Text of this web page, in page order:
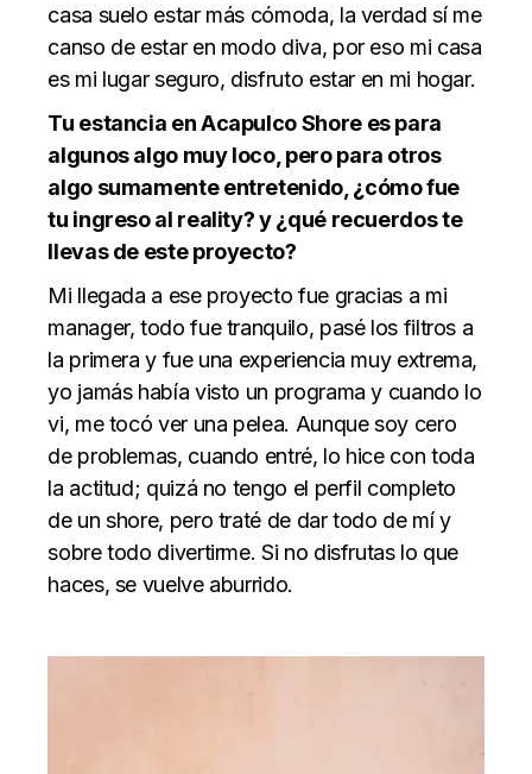
casa suelo estar más cómoda, la verdad sí me
canso de estar en modo diva, por eso mi casa
es mi lugar seguro, disfruto estar en mi hogar.
Tu estancia en Acapulco Shore es para
algunos algo muy loco, pero para otros
algo sumamente entretenido, ¿cómo fue
tu ingreso al reality? y ¿qué recuerdos te
llevas de este proyecto?
Mi llegada a ese proyecto fue gracias a mi
manager, todo fue tranquilo, pasé los filtros a
la primera y fue una experiencia muy extrema,
yo jamás había visto un programa y cuando lo
vi, me tocó ver una pelea. Aunque soy cero
de problemas, cuando entré, lo hice con toda
la actitud; quizá no tengo el perfil completo
de un shore, pero traté de dar todo de mí y
sobre todo divertirme. Si no disfrutas lo que
haces, se vuelve aburrido.